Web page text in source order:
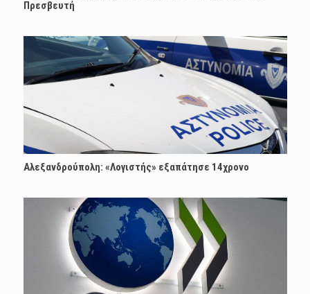
Πρεσβευτή
Αλεξανδρούπολη: «Λογιστής» εξαπάτησε 14χρονο